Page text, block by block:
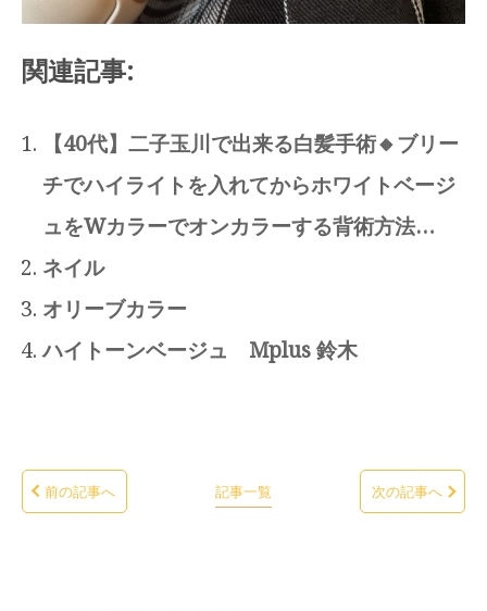
関連記事:
【40代】二子玉川で出来る白髪手術🔸ブリー
チでハイライトを入れてからホワイトベージ
ュをWカラーでオンカラーする背術方法…
ネイル
オリーブカラー
ハイトーンベージュ Mplus 鈴木
前の記事へ 記事一覧 次の記事へ